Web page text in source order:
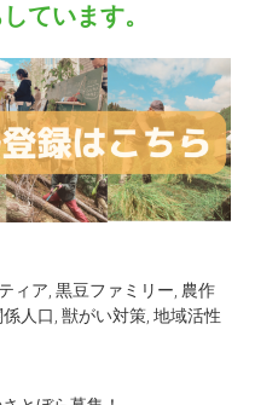
ています。
ィア 黒豆ファミリー 農作
係人口 獣がい対策 地域活性